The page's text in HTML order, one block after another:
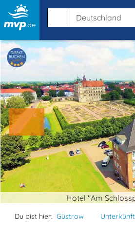
Hotel "Am
Du bist hier: Güstrow